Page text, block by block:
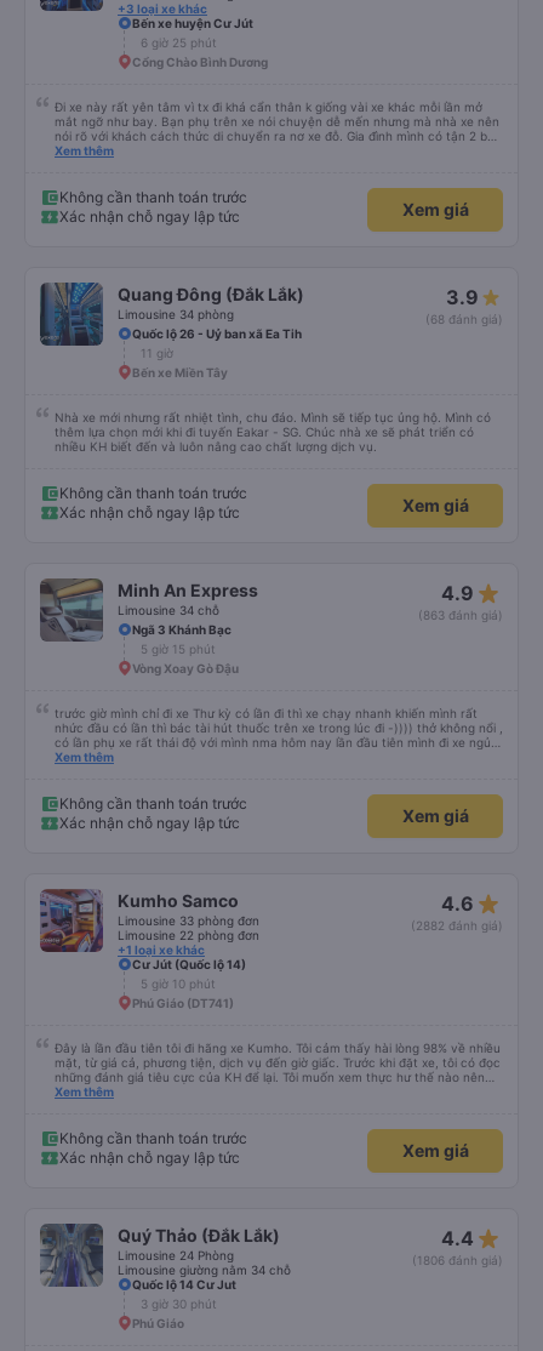
+3 loại xe khác
Bến xe huyện Cư Jút
6 giờ 25 phút
Cổng Chào Bình Dương
Đi xe này rất yên tâm vì tx đi khá cẩn thân k giống vài xe khác mỗi lần mở
mắt ngỡ như bay. Bạn phụ trên xe nói chuyện dễ mến nhưng mà nhà xe nên
nói rõ với khách cách thức di chuyển ra nơ xe đỗ. Gia đình mình có tận 2 bé
nhỏ tay xách nách mang mà mình bị xoay vòng vòng đi bộ đến khu đỗ xe thì
Xem thêm
Không cần thanh toán trước
Xác nhận chỗ ngay lập tức
Xem giá
Quang Đông (Đắk Lắk)
Limousine 34 phòng
3.9
(68 đánh giá)
Quốc lộ 26 - Uỷ ban xã Ea Tih
11 giờ
Bến xe Miền Tây
Nhà xe mới nhưng rất nhiệt tình, chu đáo. Mình sẽ tiếp tục ủng hộ. Mình có
thêm lựa chọn mới khi đi tuyến Eakar - SG. Chúc nhà xe sẽ phát triển có
nhiều KH biết đến và luôn nâng cao chất lượng dịch vụ.
Không cần thanh toán trước
Xác nhận chỗ ngay lập tức
Xem giá
Minh An Express
Limousine 34 chỗ
4.9 star_rate
(863 đánh giá)
Ngã 3 Khánh Bạc
5 giờ 15 phút
Vòng Xoay Gò Đậu
trước giờ mình chỉ đi xe Thư kỳ có lần đi thì xe chạy nhanh khiến mình rất
nhức đầu có lần thì bác tài hút thuốc trên xe trong lúc đi -)))) thở không nổi ,
có lần phụ xe rất thái độ với mình nma hôm nay lần đầu tiên mình đi xe ngủ
rất ngon chạy êm lắm phải nói là đã bác tài và anh phụ xe còn dễ thương
Xem thêm
Không cần thanh toán trước
Xác nhận chỗ ngay lập tức
Xem giá
Kumho Samco
Limousine 33 phòng đơn
Limousine 22 phòng đơn
+1 loại xe khác
4.6 star_rate
(2882 đánh giá)
Cư Jút (Quốc lộ 14)
5 giờ 10 phút
Phú Giáo (DT741)
Đây là lần đầu tiên tôi đi hãng xe Kumho. Tôi cảm thấy hài lòng 98% về nhiều
mặt, từ giá cả, phương tiện, dịch vụ đến giờ giấc. Trước khi đặt xe, tôi có đọc
những đánh giá tiêu cực của KH để lại. Tôi muốn xem thực hư thế nào nên
thử 1 lần cho biết. Có thể do tôi may mắn, tôi đã 0 gặp phải những điều tệ
quảng đường đầu. Tôi sẽ tiếp tục ủng hộ nhà xe. Hy vọng lần sau sẽ tốt hơn.
Chân thành cám ơn nhà xe.
Xem thêm
Không cần thanh toán trước
Xác nhận chỗ ngay lập tức
Xem giá
Quý Thảo (Đắk Lắk)
Limousine 24 Phòng
Limousine giường nằm 34 chỗ
4.4 star_rate
(1806 đánh giá)
Quốc lộ 14 Cư Jut
3 giờ 30 phút
Phú Giáo